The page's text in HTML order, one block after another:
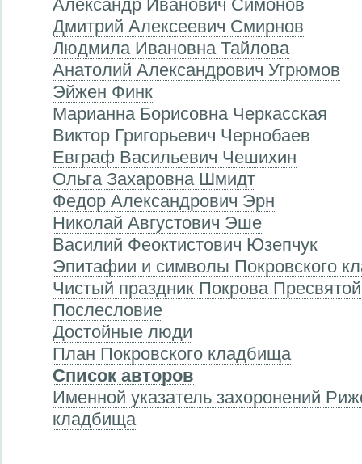
Александр Иванович Симонов
Дмитрий Алексеевич Смирнов
Людмила Ивановна Тайлова
Анатолий Александрович Угрюмов
Эйжен Финк
Марианна Борисовна Черкасская
Виктор Григорьевич Чернобаев
Евграф Васильевич Чешихин
Ольга Захаровна Шмидт
Федор Александрович Эрн
Николай Августович Эше
Василий Феоктистович Юзепчук
Эпитафии и символы Покровского
Чистый праздник Покрова
Послесловие
Достойные люди
План Покровского кладбища
Список авторов
Именной указатель захоронений
кладбища